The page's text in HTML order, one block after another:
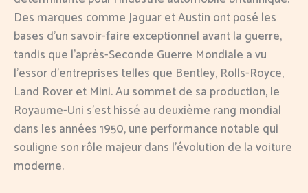
Des marques comme Jaguar et Austin ont posé les
bases d’un savoir-faire exceptionnel avant la guerre,
tandis que l’après-Seconde Guerre Mondiale a vu
l’essor d’entreprises telles que Bentley, Rolls-Royce,
Land Rover et Mini. Au sommet de sa production, le
Royaume-Uni s’est hissé au deuxième rang mondial
dans les années 1950, une performance notable qui
souligne son rôle majeur dans l’évolution de la voiture
moderne.